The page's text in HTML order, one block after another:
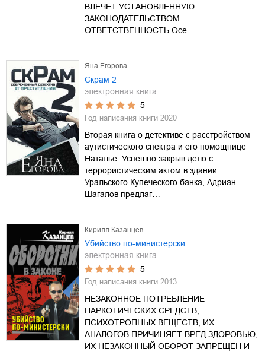
ВЛЕЧЕТ УСТАНОВЛЕННУЮ
ЗАКОНОДАТЕЛЬСТВОМ
ОТВЕТСТВЕННОСТЬ Осе…
Яна Егорова
Скрам 2
электронная книга
5
Год написания книги 2020
Вторая книга о детективе с расстройством
аутистического спектра и его помощнице
Наталье. Успешно закрыв дело с
террористическим актом в здании
Уральского Купеческого банка, Адриан
Шагалов предлаг…
Кирилл Казанцев
Убийство по-министерски
электронная книга
5
Год написания книги 2013
НЕЗАКОННОЕ ПОТРЕБЛЕНИЕ
НАРКОТИЧЕСКИХ СРЕДСТВ,
ПСИХОТРОПНЫХ ВЕЩЕСТВ, ИХ
АНАЛОГОВ ПРИЧИНЯЕТ ВРЕД ЗДОРОВЬЮ,
ИХ НЕЗАКОННЫЙ ОБОРОТ ЗАПРЕЩЕН И